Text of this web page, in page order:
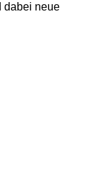
dabei neue